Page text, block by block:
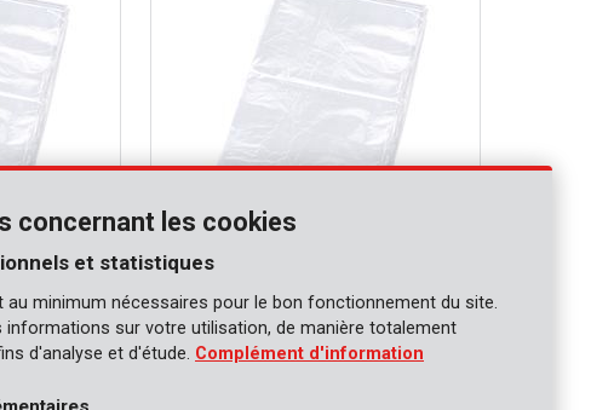
2x6m Couverture de protection 0,1mm 4x6m
concernant les cookies
et statistiques
au minimum nécessaires pour le bon fonctionnement du site.
informations sur votre utilisation, de manière totalement
d'analyse et d'étude. Complément d'information